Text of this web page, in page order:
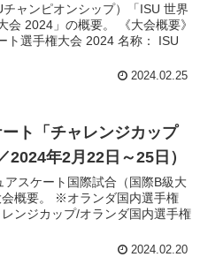
ャンピオンシップ）「ISU 世界
2024」の概要。 《大会概要》
選手権大会 2024 名称： ISU
2024.02.25
ト「チャレンジカップ
年2月22日～25日）
スケート国際試合（国際B級大
概要。 ※オランダ国内選手権
ンジカップ/オランダ国内選手権
2024.02.20